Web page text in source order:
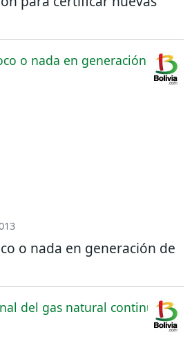
o nada en generación de